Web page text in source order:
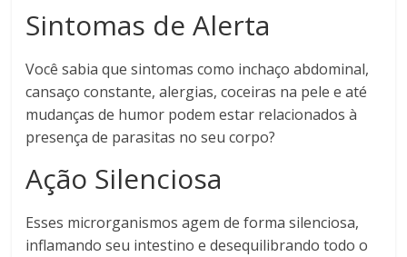
Sintomas de Alerta
Você sabia que sintomas como inchaço abdominal,
cansaço constante, alergias, coceiras na pele e até
mudanças de humor podem estar relacionados à
presença de parasitas no seu corpo?
Ação Silenciosa
Esses microrganismos agem de forma silenciosa,
inflamando seu intestino e desequilibrando todo o